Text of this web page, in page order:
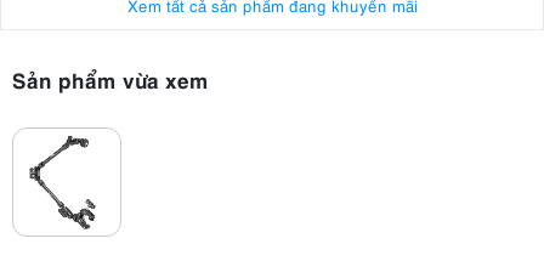
Xem tất cả sản phẩm đang khuyến mãi
Sản phẩm vừa xem